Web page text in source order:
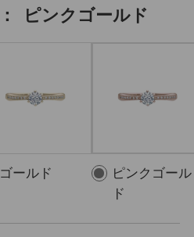
： ピンクゴールド
ゴールド
ピンクゴール
ド